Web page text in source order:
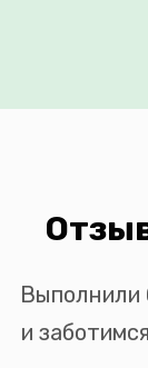
Выполнили
и